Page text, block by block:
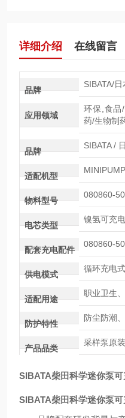
详细介绍 在线留言
品牌
SIBATA/
应用领域
环保,食品
药/生物制
品牌
SIBATA /
适配机型
物料型号
080860-
电芯类型
镍氢可充
配套充电配件
080860-
供电模式
循环充电
适配用途
职业卫生
防护特性
防尘防潮
产品品类
采样泵原
SIBATA柴田科学迷你泵
SIBATA柴田科学迷你泵